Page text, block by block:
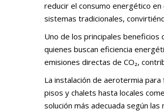
reducir el consumo energético
sistemas tradicionales,
Uno de los principales beneficios
quienes buscan eficiencia
emisiones directas de CO₂,
La instalación de aerotermia
pisos y chalets hasta locales
solución más adecuada según